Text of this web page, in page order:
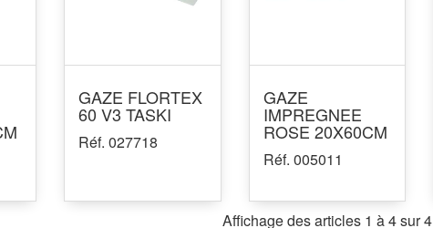
GAZE FLORTEX
60 V3 TASKI
Réf. 027718
GAZE
IMPREGNEE
ROSE 20X60CM
Réf. 005011
Affichage des articles 1 à 4 sur 4